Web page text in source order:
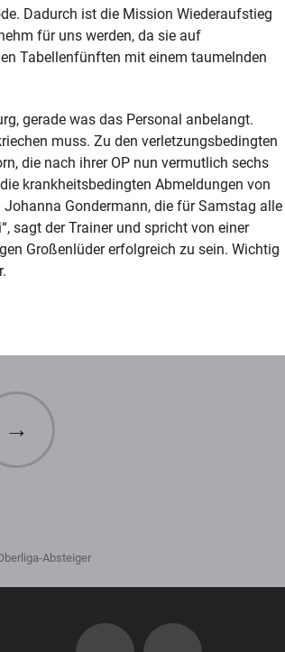
Dadurch ist die Mission Wiederaufstieg
für uns werden, da sie auf
Tabellenfünften mit einem taumelnden
gerade was das Personal anbelangt.
muss. Zu den verletzungsbedingten
die nach ihrer OP nun vermutlich sechs
krankheitsbedingten Abmeldungen von
Gondermann, die für Samstag alle
sagt der Trainer und spricht von einer
Großenlüder erfolgreich zu sein. Wichtig
→
Absteiger